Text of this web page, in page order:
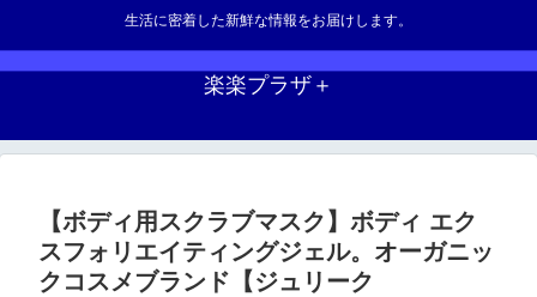
生活に密着した新鮮な情報をお届けします。
楽楽プラザ＋
【ボディ用スクラブマスク】ボディ エク
スフォリエイティングジェル。オーガニッ
クコスメブランド【ジュリーク